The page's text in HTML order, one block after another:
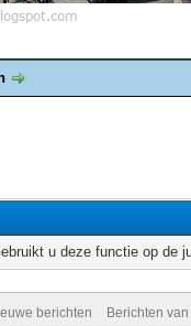
u deze functie op de
berichten Berichten